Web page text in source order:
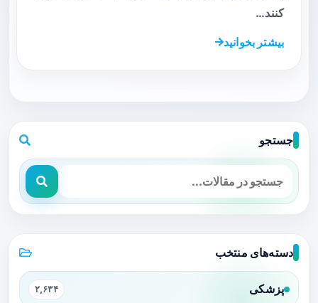
کنند…
بیشتر بخوانید
جستجو
دسته‌های منتخب
پزشکی ۲,۶۳۴